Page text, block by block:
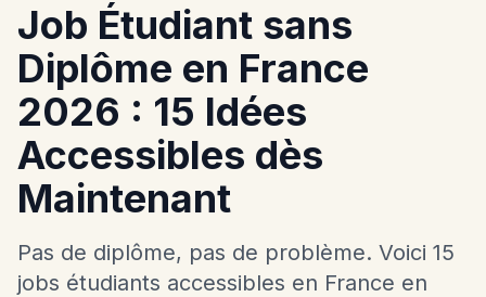
Job Étudiant sans
Diplôme en France
2026 : 15 Idées
Accessibles dès
Maintenant
Pas de diplôme, pas de problème. Voici 15
jobs étudiants accessibles en France en